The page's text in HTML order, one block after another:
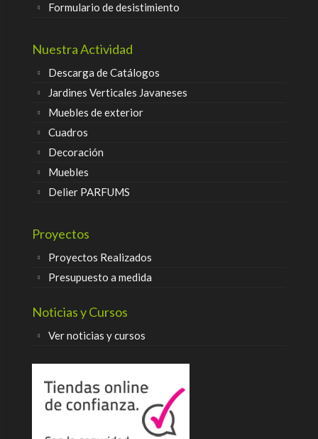
Formulario de desistimiento
Nuestra Actividad
Descarga de Catálogos
Jardines Verticales Javaneses
Muebles de exterior
Cuadros
Decoración
Muebles
Delier PARFUMS
Proyectos
Proyectos Realizados
Presupuesto a medida
Noticias y Cursos
Ver noticias y cursos